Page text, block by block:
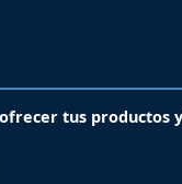
tus productos